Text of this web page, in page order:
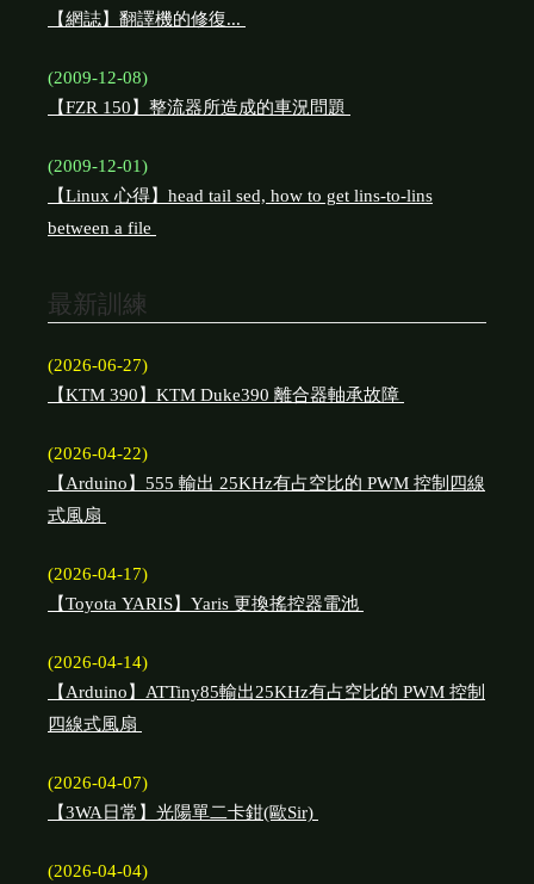
【網誌】翻譯機的修復...
(2009-12-08)
【FZR 150】整流器所造成的車況問題
(2009-12-01)
【Linux 心得】head tail sed, how to get lins-to-lins
between a file
最新訓練
(2026-06-27)
【KTM 390】KTM Duke390 離合器軸承故障
(2026-04-22)
【Arduino】555 輸出 25KHz有占空比的 PWM 控制四線
式風扇
(2026-04-17)
【Toyota YARIS】Yaris 更換搖控器電池
(2026-04-14)
【Arduino】ATTiny85輸出25KHz有占空比的 PWM 控制
四線式風扇
(2026-04-07)
【3WA日常】光陽單二卡鉗(歐Sir)
(2026-04-04)